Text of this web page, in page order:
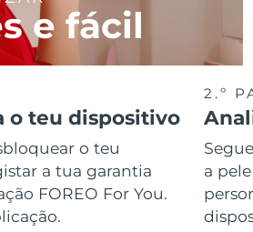
e fácil
o teu dispositivo
o teu
a tua garantia
FOREO For You.
2.º
a